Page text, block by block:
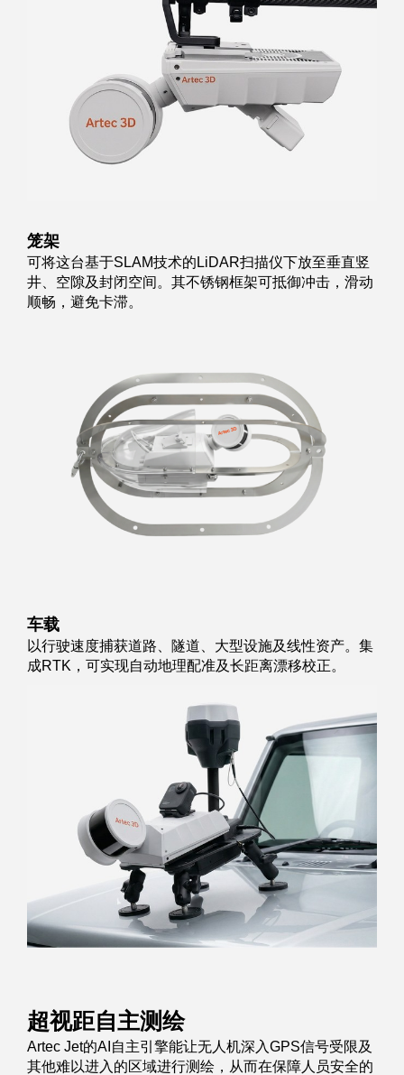
笼架
可将这台基于SLAM技术的LiDAR扫描仪下放至垂直竖
井、空隙及封闭空间。其不锈钢框架可抵御冲击，滑动
顺畅，避免卡滞。
车载
以行驶速度捕获道路、隧道、大型设施及线性资产。集
成RTK，可实现自动地理配准及长距离漂移校正。
超视距自主测绘
Artec Jet的AI自主引擎能让无人机深入GPS信号受限及
其他难以进入的区域进行测绘，从而在保障人员安全的